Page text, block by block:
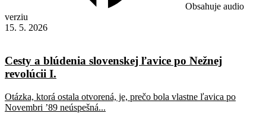
Obsahuje audio
verziu
15. 5. 2026
Cesty a blúdenia slovenskej ľavice po Nežnej
revolúcii I.
Otázka, ktorá ostala otvorená, je, prečo bola vlastne ľavica po
Novembri ’89 neúspešná...